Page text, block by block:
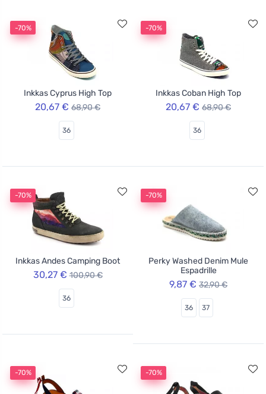
-70%
Inkkas Cyprus High Top
20,67 € 68,90 €
36
-70%
Inkkas Coban High Top
20,67 € 68,90 €
36
-70%
Inkkas Andes Camping Boot
30,27 € 100,90 €
36
-70%
Perky Washed Denim Mule
Espadrille
9,87 € 32,90 €
36 37
-70% -70%